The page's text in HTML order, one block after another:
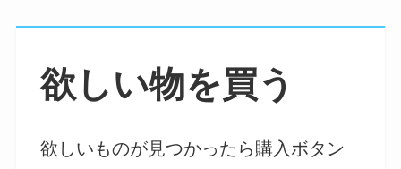
欲しい物を買う
欲しいものが見つかったら購入ボタン